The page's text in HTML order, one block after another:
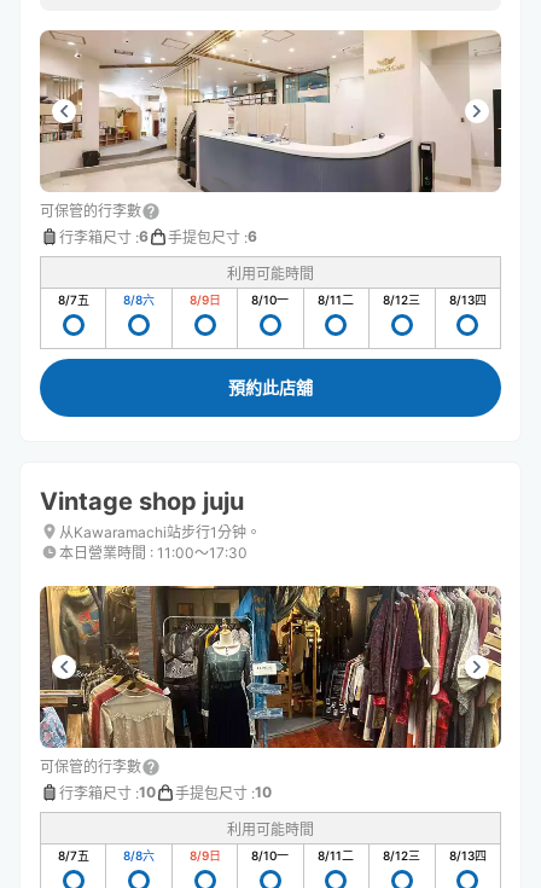
可保管的行李數
行李箱尺寸 :6 手提包尺寸 :6
利用可能時間
8/7五 8/8六 8/9日 8/10一 8/11二 8/12三 8/13四
預約此店舖
Vintage shop juju
从Kawaramachi站步行1分钟。
本日營業時間 : 11:00〜17:30
可保管的行李數
行李箱尺寸 :10 手提包尺寸 :10
利用可能時間
8/7五 8/8六 8/9日 8/10一 8/11二 8/12三 8/13四